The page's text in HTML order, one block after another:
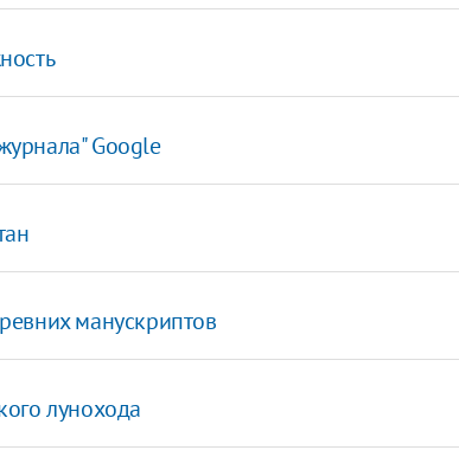
Google
манускриптов
лунохода